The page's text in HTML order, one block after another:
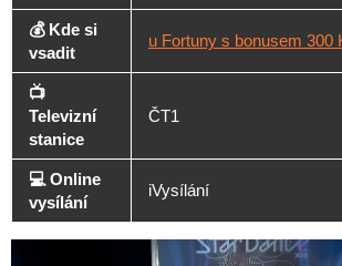
💰 Kde si
vsadit
u Fortuny s bonusem 300
📺
Televizní
stanice
ČT1
💻 Online
vysílání
iVysílání